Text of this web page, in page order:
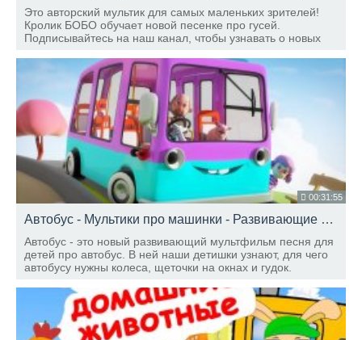
Это авторский мультик для самых маленьких зрителей!
Кролик БОБО обучает новой песенке про гусей.
Подписывайтесь на наш канал, чтобы узнавать о новых
00:31:55
Автобус - Мультики про машинки - Развивающие мультики для детей
Автобус - это новый развивающий мультфильм песня для
детей про автобус. В ней наши детишки узнают, для чего
автобусу нужны колеса, щеточки на окнах и гудок.
мультике.